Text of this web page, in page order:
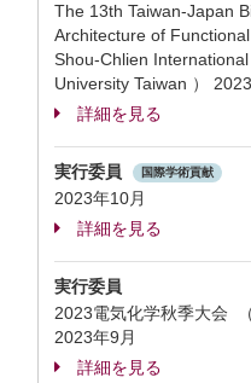
The 13th Taiwan-Japan
Architecture of
Shou-Chlien
University Taiwan ）
詳細を見る
実行委員 国際学術貢献
2023年10月
詳細を見る
実行委員
2023電気化学秋季大会
2023年9月
詳細を見る